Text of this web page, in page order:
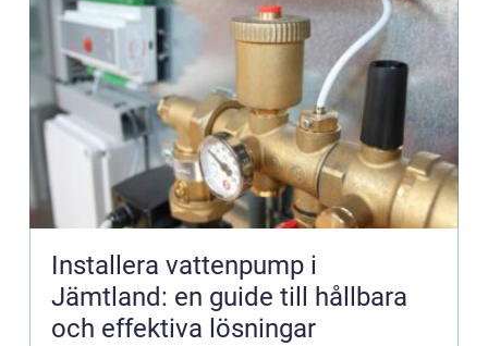
Installera vattenpump i
Jämtland: en guide till hållbara
och effektiva lösningar